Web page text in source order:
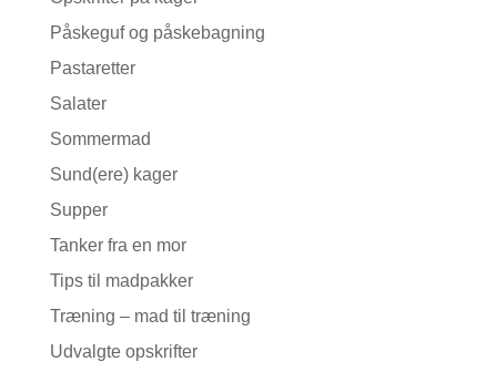
Påskeguf og påskebagning
Pastaretter
Salater
Sommermad
Sund(ere) kager
Supper
Tanker fra en mor
Tips til madpakker
Træning – mad til træning
Udvalgte opskrifter